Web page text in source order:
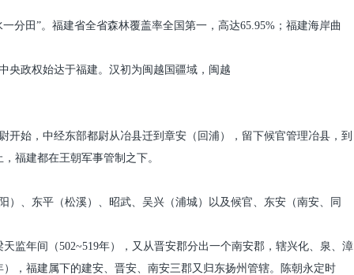
分田”。福建省全省森林覆盖率全国第一，高达65.95% ；福建海岸曲
央政权始达于福建。汉初为闽越国疆域，闽越
开始，中经东部都尉从冶县迁到章安（回浦），留下候官管理冶县，到
福建都在王朝军事管制之下。
、东平（松溪）、昭武、吴兴（浦城）以及候官、东安（南安、同
监年间（502~519年），又从晋安郡分出一个南安郡，辖兴化、泉、漳
），福建属下的建安、晋安、南安三郡又归东扬州管辖。陈朝永定时